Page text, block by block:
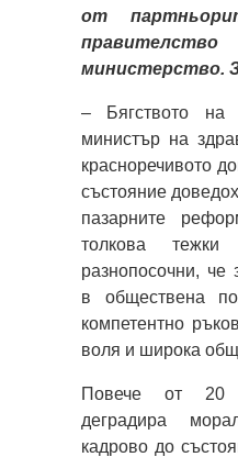
от
министерство.
– Бягството на
министър на
красноречивото
състояние
пазарните
толкова
разнопосочни, че
в обществена
компетентно
воля и широка
Повече от 20
деградира
кадрово до